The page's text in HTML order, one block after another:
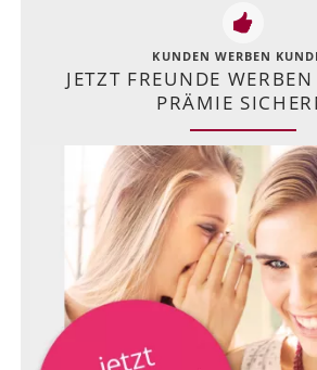
KUNDEN WERBEN
JETZT FREUNDE
PRÄMIE